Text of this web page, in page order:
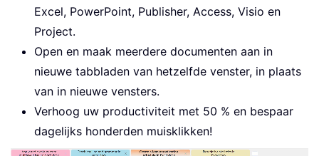
Excel, PowerPoint, Publisher, Access, Visio en
Project.
Open en maak meerdere documenten aan in
nieuwe tabbladen van hetzelfde venster, in plaats
van in nieuwe vensters.
Verhoog uw productiviteit met 50 % en bespaar
dagelijks honderden muisklikken!